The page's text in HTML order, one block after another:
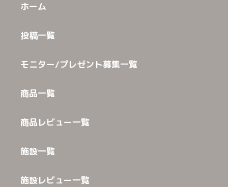
ホーム
投稿一覧
モニター/プレゼント募集一覧
商品一覧
商品レビュー一覧
施設一覧
施設レビュー一覧